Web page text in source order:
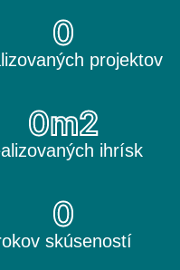
projektov
0
ihrísk
0m2
skúseností
0